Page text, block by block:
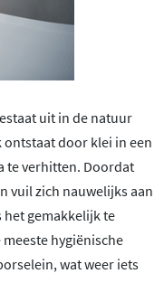
uit in de natuur
door klei in een
te verhitten. Doordat
vuil zich nauwelijks aan
gemakkelijk te
hygiënische
wat weer iets